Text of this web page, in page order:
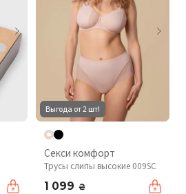
Выгода от 2 шт!
Секси комфорт
Трусы слипы высокие 009SC
1 099 ₴